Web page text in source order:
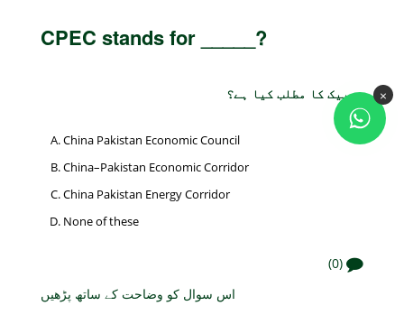
CPEC stands for _____?
سیپیک کا مطلب کیا ہے؟
China Pakistan Economic Council
China–Pakistan Economic Corridor
China Pakistan Energy Corridor
None of these
(0)
اس سوال کو وضاحت کے ساتھ پڑھیں
×